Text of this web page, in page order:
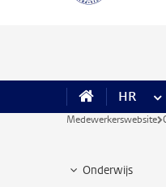
HR
Medewerkerswebsite
Onderwijs